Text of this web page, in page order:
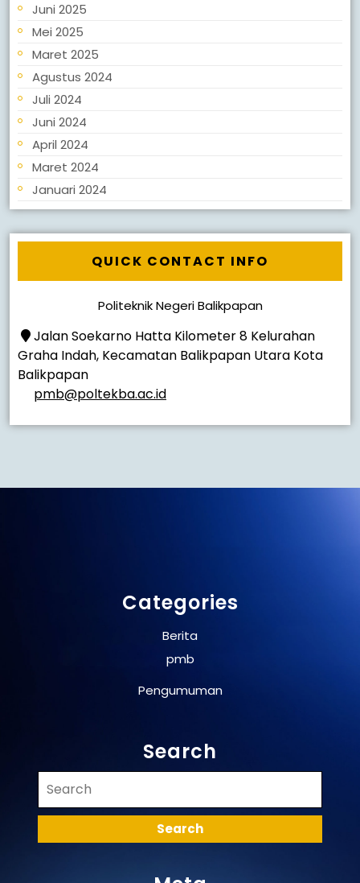
Juni 2025
Mei 2025
Maret 2025
Agustus 2024
Juli 2024
Juni 2024
April 2024
Maret 2024
Januari 2024
QUICK CONTACT INFO
Politeknik Negeri Balikpapan
Jalan Soekarno Hatta Kilometer 8 Kelurahan
Graha Indah, Kecamatan Balikpapan Utara Kota
Balikpapan
pmb@poltekba.ac.id
Categories
Berita
pmb
Pengumuman
Search
for: